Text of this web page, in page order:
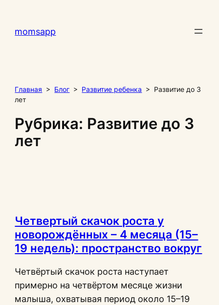
содержимому
momsapp
Главная > Блог > Развитие ребенка > Развитие до 3
лет
Рубрика: Развитие до 3
лет
Четвертый скачок роста у
новорождённых – 4 месяца (15–
19 недель): пространство вокруг
Четвёртый скачок роста наступает
примерно на четвёртом месяце жизни
малыша, охватывая период около 15–19